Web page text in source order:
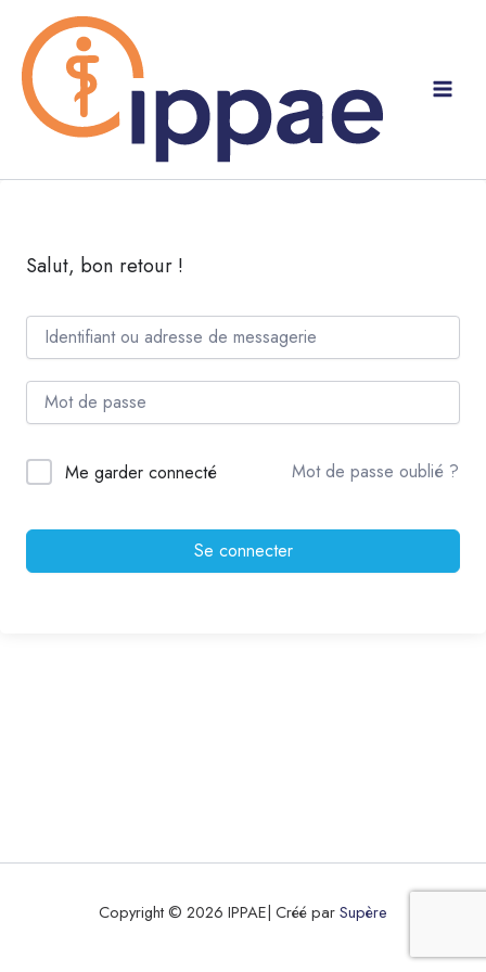
contenu
Salut, bon retour !
Me garder connecté Mot de passe oublié ?
Se connecter
Copyright © 2026 IPPAE| Créé parSupère